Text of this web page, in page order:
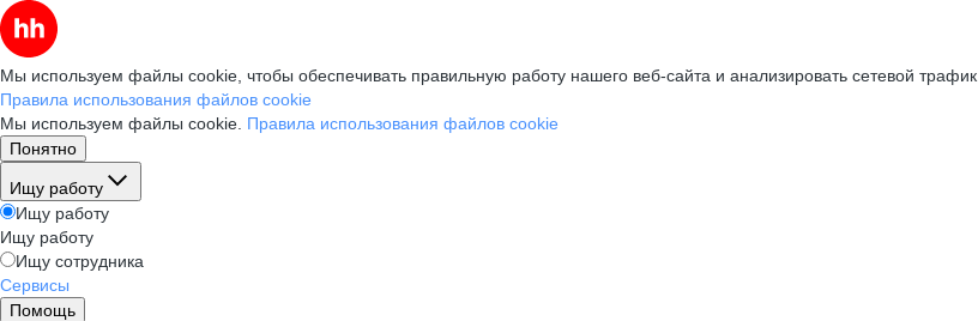
Мы используем файлы cookie, чтобы обеспечивать правильную работу нашего веб-сайта и анализировать сетевой трафик.
Правила использования файлов cookie
Мы используем файлы cookie. Правила использования файлов cookie
Понятно
Ищу работу
Ищу работу
Ищу работу
Ищу сотрудника
Сервисы
Помощь